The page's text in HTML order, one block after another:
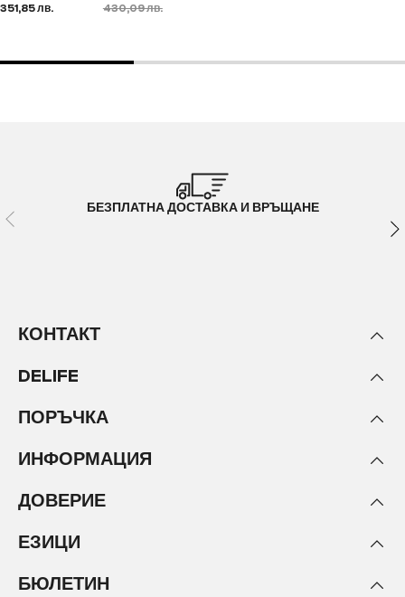
351,85 лв.
430,09 лв.
БЕЗПЛАТНА ДОСТАВКА И ВРЪЩАНЕ
КОНТАКТ
DELIFE
ПОРЪЧКА
ИНФОРМАЦИЯ
ДОВЕРИЕ
ЕЗИЦИ
БЮЛЕТИН